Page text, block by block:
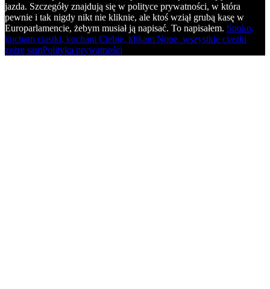
jazda. Szczegóły znajdują się w polityce prywatności, w która
pewnie i tak nigdy nikt nie kliknie, ale ktoś wziął grubą kasę w
Europarlamencie, żebym musiał ją napisać. To napisałem. Spoko,
kocham ciastki, kocham Ciebie, klikam.Nope, wszystkie ciastki
zeżrę samPolityka prywatności